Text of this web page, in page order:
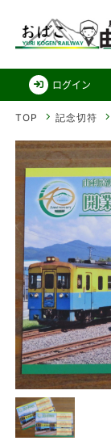
ログイン
TOP 記念切符